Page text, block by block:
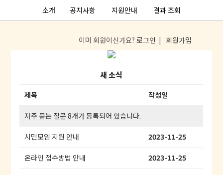
이미 회원이신가요?로그인 |회원가입
소개 공지사항 지원안내 결과 조회
새 소식
제목 작성일
자주 묻는 질문 8개가 등록되어 있습니다.
시민모임 지원 안내 2023-11-25
온라인 접수방법 안내 2023-11-25